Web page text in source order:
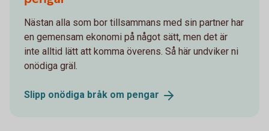
Nästan alla som bor tillsammans med sin partner har
en gemensam ekonomi på något sätt, men det är
inte alltid lätt att komma överens. Så här undviker ni
onödiga gräl.
Slipp onödiga bråk om pengar